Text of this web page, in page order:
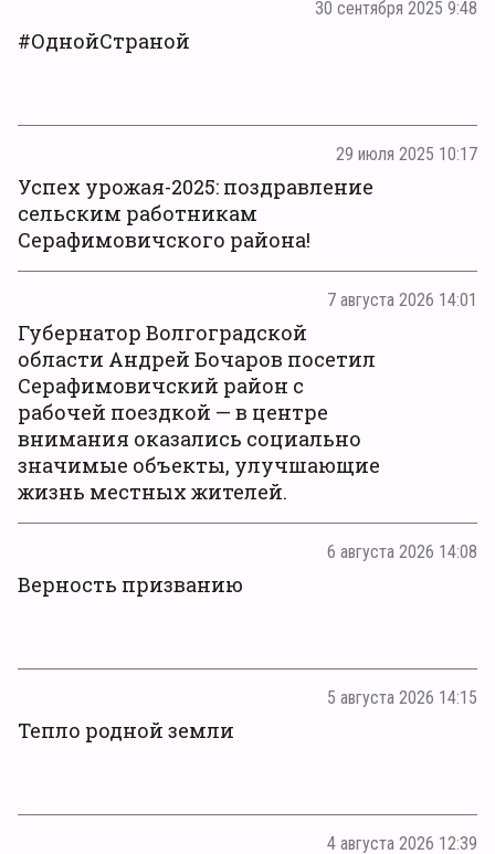
30 сентября 2025 9:48
#ОднойСтраной
29 июля 2025 10:17
Успех урожая-2025: поздравление
сельским работникам
Серафимовичского района!
7 августа 2026 14:01
Губернатор Волгоградской
области Андрей Бочаров посетил
Серафимовичский район с
рабочей поездкой — в центре
внимания оказались социально
значимые объекты, улучшающие
жизнь местных жителей.
6 августа 2026 14:08
Верность призванию
5 августа 2026 14:15
Тепло родной земли
4 августа 2026 12:39